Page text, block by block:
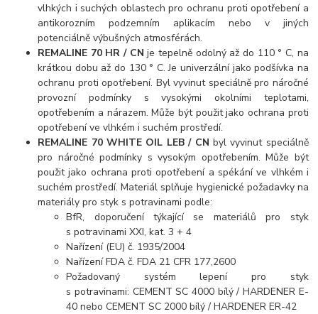
vlhkých i suchých oblastech pro ochranu proti opotřebení a
antikorozním podzemním aplikacím nebo v jiných
potenciálně výbušných atmosférách.
REMALINE 70 HR / CN je tepelně odolný až do 110 ° C, na
krátkou dobu až do 130 ° C. Je univerzální jako podšívka na
ochranu proti opotřebení. Byl vyvinut speciálně pro náročné
provozní podmínky s vysokými okolními teplotami,
opotřebením a nárazem. Může být použit jako ochrana proti
opotřebení ve vlhkém i suchém prostředí.
REMALINE 70 WHITE OIL LEB / CN byl vyvinut speciálně
pro náročné podmínky s vysokým opotřebením. Může být
použit jako ochrana proti opotřebení a spékání ve vlhkém i
suchém prostředí. Materiál splňuje hygienické požadavky na
materiály pro styk s potravinami podle:
BfR, doporučení týkající se materiálů pro styk
s potravinami XXI, kat. 3 + 4
Nařízení (EU) č. 1935/2004
Nařízení FDA č. FDA 21 CFR 177,2600
Požadovaný systém lepení pro styk
s potravinami: CEMENT SC 4000 bílý / HARDENER E-
40 nebo CEMENT SC 2000 bílý / HARDENER ER-42